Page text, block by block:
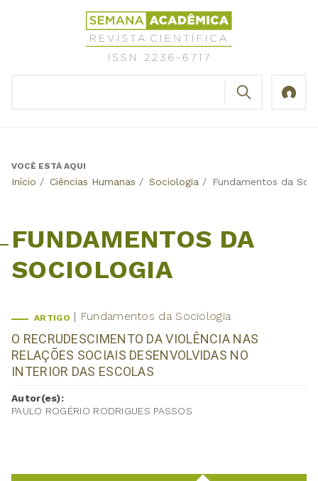
Revista
Científica
Semana
Back
VOCÊ ESTÁ AQUI
Início / Ciências Humanas / Sociologia / Fundamentos da
FUNDAMENTOS DA
SOCIOLOGIA
ARTIGO Fundamentos da Sociologia
O RECRUDESCIMENTO DA VIOLÊNCIA NAS
RELAÇÕES SOCIAIS DESENVOLVIDAS NO
INTERIOR DAS ESCOLAS
Autor(es):
PAULO ROGÉRIO RODRIGUES PASSOS